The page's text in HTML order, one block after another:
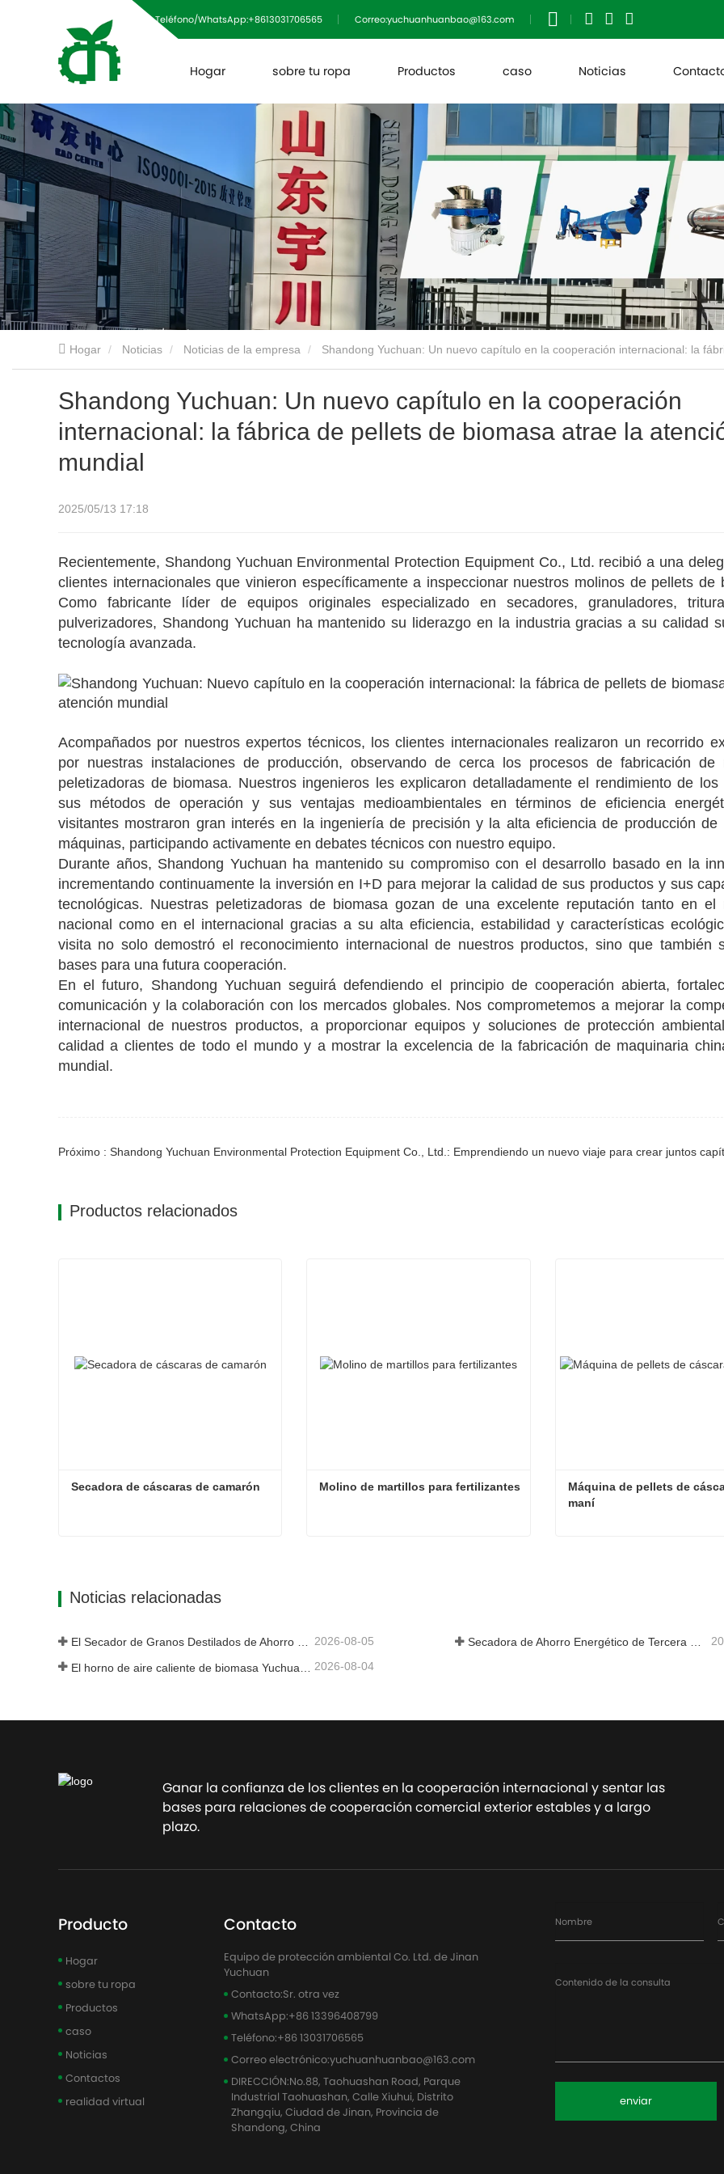
Teléfono/WhatsApp:+8613031706565 Correo:yuchuanhuanbao@163.com
Hogar sobre tu ropa Productos caso Noticias
Hogar Noticias Noticias de la empresa Shandong Yuchuan: Un nuevo capítulo en la cooperación internacional: la
Shandong Yuchuan: Un nuevo capítulo en la cooperación
internacional: la fábrica de pellets de biomasa atrae la
mundial
2025/05/13 17:18
Recientemente, Shandong Yuchuan Environmental Protection Equipment Co., Ltd. recibió a una
clientes internacionales que vinieron específicamente a inspeccionar nuestros molinos de pellets de
Como fabricante líder de equipos originales especializado en secadores, granuladores,
pulverizadores, Shandong Yuchuan ha mantenido su liderazgo en la industria gracias a su calidad
tecnología avanzada.
Acompañados por nuestros expertos técnicos, los clientes internacionales realizaron un recorrido
por nuestras instalaciones de producción, observando de cerca los procesos de fabricación de
peletizadoras de biomasa. Nuestros ingenieros les explicaron detalladamente el rendimiento de los
sus métodos de operación y sus ventajas medioambientales en términos de eficiencia
visitantes mostraron gran interés en la ingeniería de precisión y la alta eficiencia de producción de
máquinas, participando activamente en debates técnicos con nuestro equipo.
Durante años, Shandong Yuchuan ha mantenido su compromiso con el desarrollo basado en la
incrementando continuamente la inversión en I+D para mejorar la calidad de sus productos y sus
tecnológicas. Nuestras peletizadoras de biomasa gozan de una excelente reputación tanto en el
nacional como en el internacional gracias a su alta eficiencia, estabilidad y características
visita no solo demostró el reconocimiento internacional de nuestros productos, sino que también
bases para una futura cooperación.
En el futuro, Shandong Yuchuan seguirá defendiendo el principio de cooperación abierta,
comunicación y la colaboración con los mercados globales. Nos comprometemos a mejorar la
internacional de nuestros productos, a proporcionar equipos y soluciones de protección
calidad a clientes de todo el mundo y a mostrar la excelencia de la fabricación de maquinaria
mundial.
Productos relacionados
Secadora de cáscaras de camarón Molino de martillos para fertilizantes
Máquina de pellets de
maní
Noticias relacionadas
El Secador de Granos Destilados de Ahorro Energético Yuchuan Proporciona una Solución Eficiente para el Procesamiento de Materiales con Alta Humedad 2026-08-05 Secadora de Ahorro Energético de Tercera Generación: Una Solución Eficiente y Ecológica para el Secado de Materiales con Alta Humedad
2026-08-04
Ganar la confianza de los clientes en la cooperación internacional y sentar las
bases para relaciones de cooperación comercial exterior estables y a largo
plazo.
Producto
Hogar
sobre tu ropa
Productos
caso
Noticias
Contactos
realidad virtual
Contacto
Equipo de protección ambiental Co. Ltd. de Jinan
Yuchuan
Contacto:Sr. otra vez
WhatsApp:+86 13396408799
Teléfono:+86 13031706565
Correo electrónico:yuchuanhuanbao@163.com
DIRECCIÓN:No.88, Taohuashan Road, Parque
Industrial Taohuashan, Calle Xiuhui, Distrito
Zhangqiu, Ciudad de Jinan, Provincia de
Shandong, China
Nombre
Contenido de la consulta
enviar